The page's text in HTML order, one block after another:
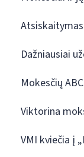
Dažniausiai
Mokesčių ABC
Viktorina
VMI kviečia į